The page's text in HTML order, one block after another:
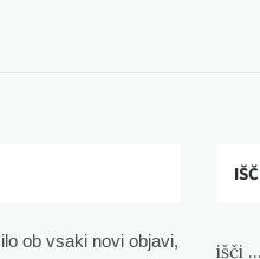
ob vsaki novi objavi,